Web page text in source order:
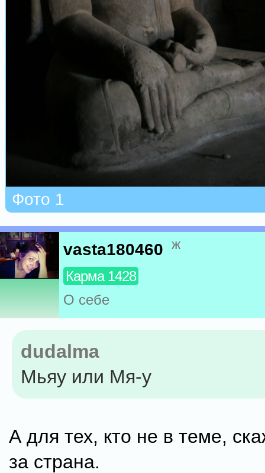
Фото 1
vasta180460 ж
Карма 1428
О себе
dudalma
Мьяу или Мя-у
А для тех, кто не в теме,
за страна.